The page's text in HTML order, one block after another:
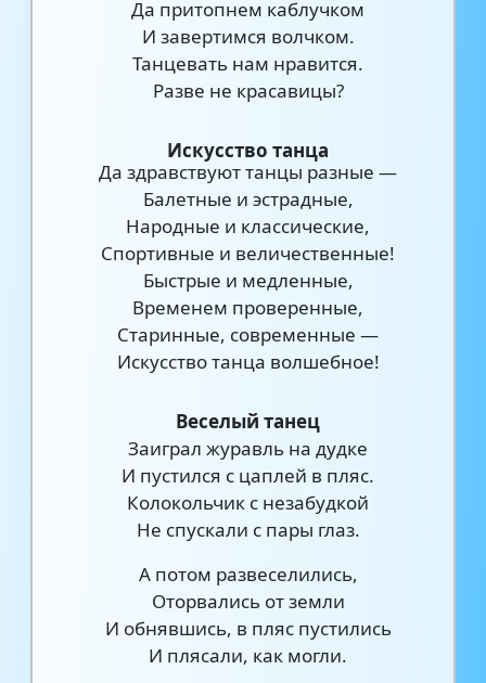
Да притопнем каблучком
И завертимся волчком.
Танцевать нам нравится.
Разве не красавицы?
Искусство танца
Да здравствуют танцы разные —
Балетные и эстрадные,
Народные и классические,
Спортивные и величественные!
Быстрые и медленные,
Временем проверенные,
Старинные, современные —
Искусство танца волшебное!
Веселый танец
Заиграл журавль на дудке
И пустился с цаплей в пляс.
Колокольчик с незабудкой
Не спускали с пары глаз.
А потом развеселились,
Оторвались от земли
И обнявшись, в пляс пустились
И плясали, как могли.